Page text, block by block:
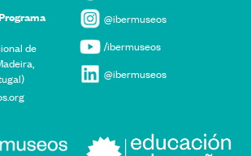
de
@ibermuseos
/ibermuseos
@ibermuseos